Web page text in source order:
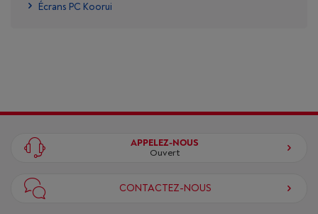
Écrans PC Koorui
APPELEZ-NOUS
Ouvert
CONTACTEZ-NOUS